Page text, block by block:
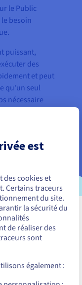
le Public
besoin
puissant,
des
et peut
qu'un seul
nécessaire
jours.
et
A100 a
avec
jusqu'à 3 fois
Il permet
sur un seul
être
faire face à
offre
en États-
votre pays (États-
est
des cookies et
Certains traceurs
du site.
la sécurité du
de réaliser des
sont
également :